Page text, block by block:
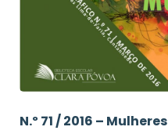
N.º 71 / 2016 – Mulheres